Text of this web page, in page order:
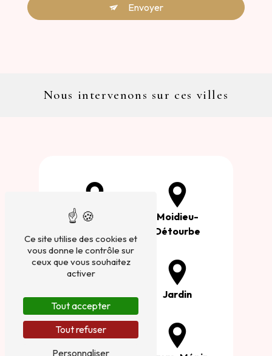
Envoyer
Nous intervenons sur ces villes
Cour-et-Buis
Moidieu-
Détourbe
Jardin
Ce site utilise des cookies et
vous donne le contrôle sur
ceux que vous souhaitez
activer
Tout accepter
Tout refuser
Personnaliser